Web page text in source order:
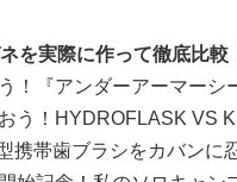
を実際に作って徹底比較
『アンダーアーマーシ
う！HYDROFLASK VS
携帯歯ブラシをカバンに